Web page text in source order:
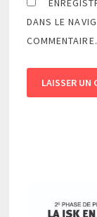
DANS LE
COMMENTAIRE.